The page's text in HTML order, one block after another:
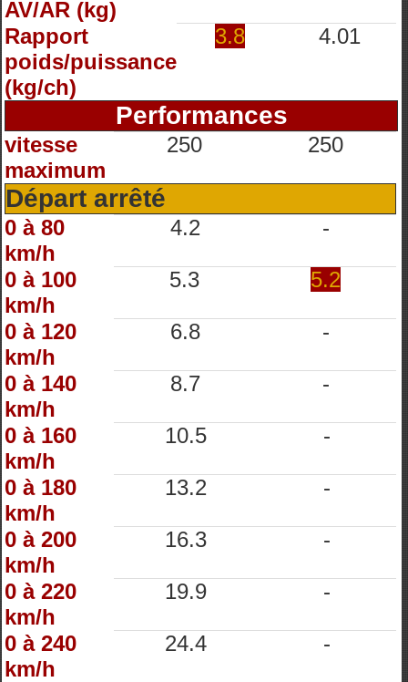
AV/AR (kg)
Rapport
poids/puissance
(kg/ch)
3.8 4.01
Performances
vitesse
maximum
250 250
Départ arrêté
0 à 80
km/h
4.2 -
0 à 100
km/h
5.3 5.2
0 à 120
km/h
6.8 -
0 à 140
km/h
8.7 -
0 à 160
km/h
10.5 -
0 à 180
km/h
13.2 -
0 à 200
km/h
16.3 -
0 à 220
km/h
19.9 -
0 à 240
km/h
24.4 -